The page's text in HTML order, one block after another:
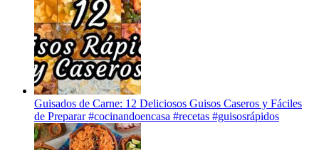
Guisados de Carne: 12 Deliciosos Guisos Caseros y Fáciles
de Preparar #cocinandoencasa #recetas #guisosrápidos